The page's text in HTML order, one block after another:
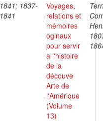
1841; 1837-
1841
Voyages,
relations et
mémoires
oginaux
pour servir
a l'histoire
de la
découve
Arte de
l'Amérique
(Volume
13)